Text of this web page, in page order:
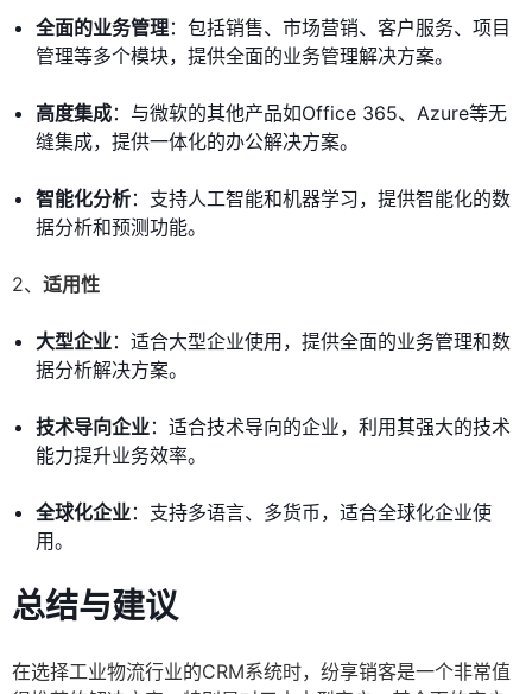
全面的业务管理：包括销售、市场营销、客户服务、项目
管理等多个模块，提供全面的业务管理解决方案。
高度集成：与微软的其他产品如Office 365、Azure等无
缝集成，提供一体化的办公解决方案。
智能化分析：支持人工智能和机器学习，提供智能化的数
据分析和预测功能。
2、 适用性
大型企业：适合大型企业使用，提供全面的业务管理和数
据分析解决方案。
技术导向企业：适合技术导向的企业，利用其强大的技术
能力提升业务效率。
全球化企业：支持多语言、多货币，适合全球化企业使
用。
总结与建议
在选择工业物流行业的CRM系统时，纷享销客是一个非常值